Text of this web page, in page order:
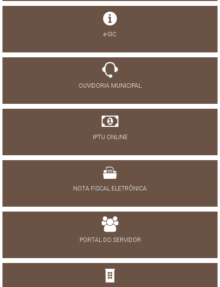
e-SIC
OUVIDORIA MUNICIPAL
IPTU ONLINE
NOTA FISCAL ELETRÔNICA
PORTAL DO SERVIDOR